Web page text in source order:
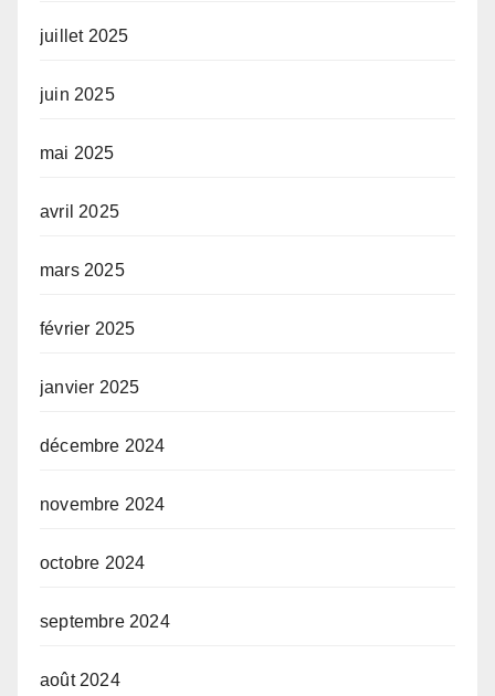
juillet 2025
juin 2025
mai 2025
avril 2025
mars 2025
février 2025
janvier 2025
décembre 2024
novembre 2024
octobre 2024
septembre 2024
août 2024